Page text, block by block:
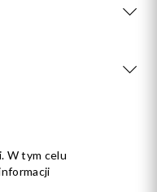
W tym celu